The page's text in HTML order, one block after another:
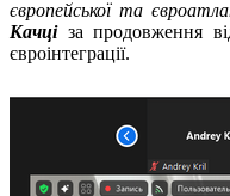
європейської та
Качціза продовження
євроінтеграції.